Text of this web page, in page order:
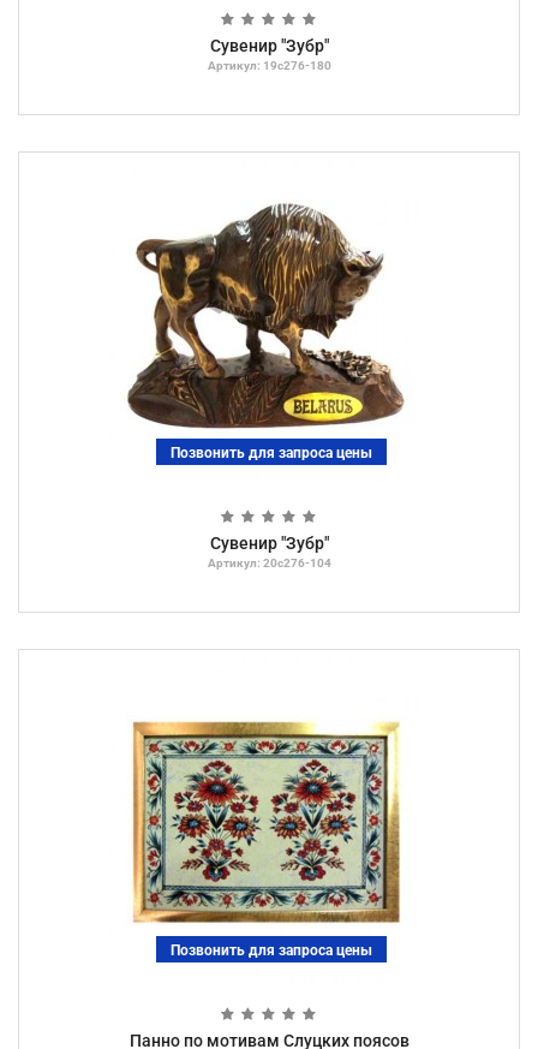
Сувенир "Зубр"
Артикул: 19с276-180
Сувенир "Зубр"
Артикул: 20с276-104
Позвонить для запроса цены
Панно по мотивам Слуцких поясов
Позвонить для запроса цены